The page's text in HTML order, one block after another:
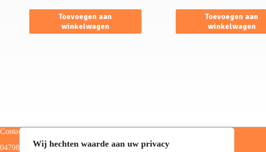
Wij hechten waarde aan uw privacy
Toevoegen aan
winkelwagen
Toevoegen aan
winkelwagen
Contact
0479805129
Home